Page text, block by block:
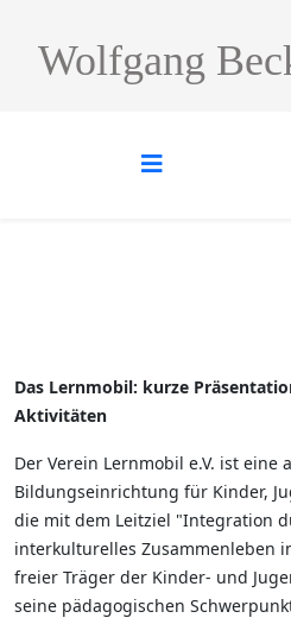
Wolfgang
Das Lernmobil: kurze
Aktivitäten
Der Verein Lernmobil e.V. ist eine
Bildungseinrichtung für Kinder,
die mit dem Leitziel "Integration
interkulturelles Zusammenleben
freier Träger der Kinder- und
seine pädagogischen